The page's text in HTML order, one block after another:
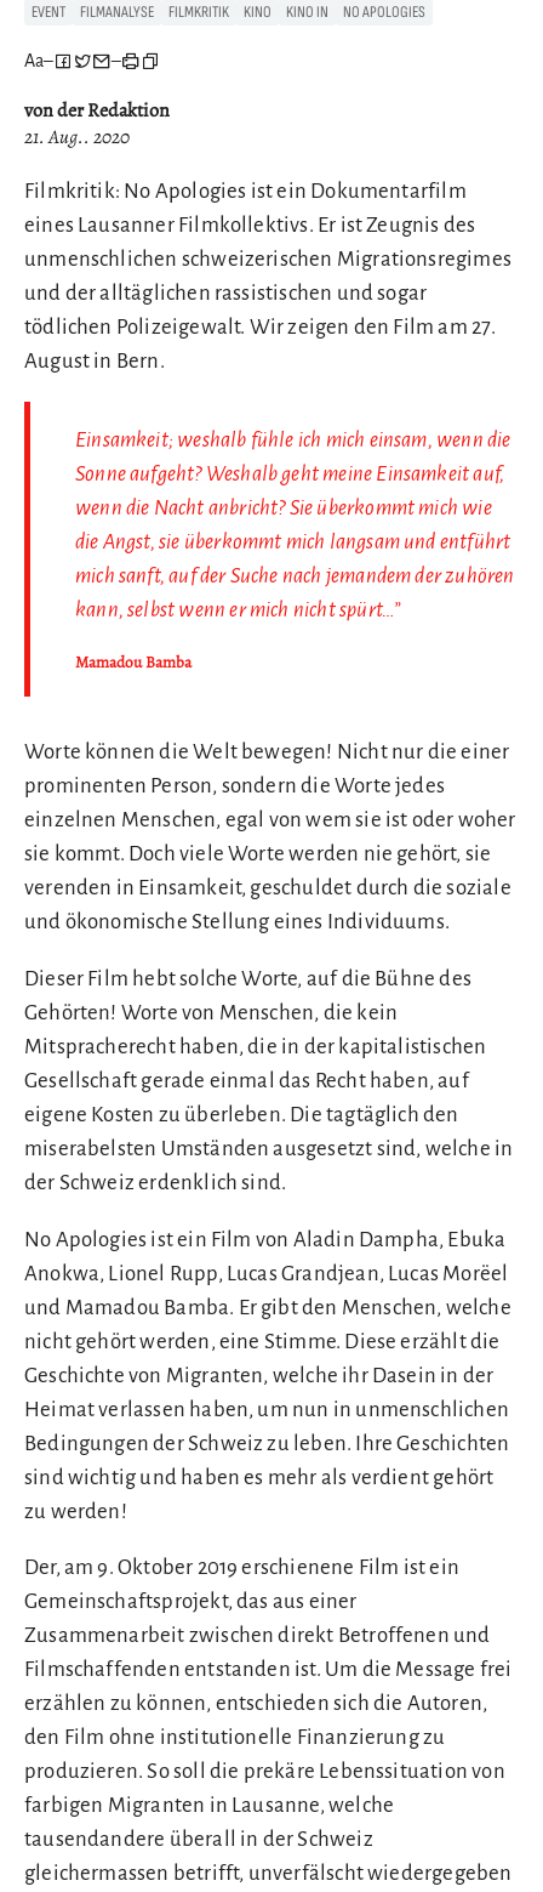
EVENT FILMANALYSE FILMKRITIK KINO KINO IN NO APOLOGIES
Aa– –
von der Redaktion
21. Aug.. 2020
Filmkritik: No Apologies ist ein Dokumentarfilm
eines Lausanner Filmkollektivs. Er ist Zeugnis des
unmenschlichen schweizerischen Migrationsregimes
und der alltäglichen rassistischen und sogar
tödlichen Polizeigewalt. Wir zeigen den Film am 27.
August in Bern.
Einsamkeit; weshalb fühle ich mich einsam, wenn die
Sonne aufgeht? Weshalb geht meine Einsamkeit auf,
wenn die Nacht anbricht? Sie überkommt mich wie
die Angst, sie überkommt mich langsam und entführt
mich sanft, auf der Suche nach jemandem der zuhören
kann, selbst wenn er mich nicht spürt…”
Mamadou Bamba
Worte können die Welt bewegen! Nicht nur die einer
prominenten Person, sondern die Worte jedes
einzelnen Menschen, egal von wem sie ist oder woher
sie kommt. Doch viele Worte werden nie gehört, sie
verenden in Einsamkeit, geschuldet durch die soziale
und ökonomische Stellung eines Individuums.
Dieser Film hebt solche Worte, auf die Bühne des
Gehörten! Worte von Menschen, die kein
Mitspracherecht haben, die in der kapitalistischen
Gesellschaft gerade einmal das Recht haben, auf
eigene Kosten zu überleben. Die tagtäglich den
miserabelsten Umständen ausgesetzt sind, welche in
der Schweiz erdenklich sind.
No Apologies ist ein Film von Aladin Dampha, Ebuka
Anokwa, Lionel Rupp, Lucas Grandjean, Lucas Morëel
und Mamadou Bamba. Er gibt den Menschen, welche
nicht gehört werden, eine Stimme. Diese erzählt die
Geschichte von Migranten, welche ihr Dasein in der
Heimat verlassen haben, um nun in unmenschlichen
Bedingungen der Schweiz zu leben. Ihre Geschichten
sind wichtig und haben es mehr als verdient gehört
zu werden!
Der, am 9. Oktober 2019 erschienene Film ist ein
Gemeinschaftsprojekt, das aus einer
Zusammenarbeit zwischen direkt Betroffenen und
Filmschaffenden entstanden ist. Um die Message frei
erzählen zu können, entschieden sich die Autoren,
den Film ohne institutionelle Finanzierung zu
produzieren. So soll die prekäre Lebenssituation von
farbigen Migranten in Lausanne, welche
tausendandere überall in der Schweiz
gleichermassen betrifft, unverfälscht wiedergegeben